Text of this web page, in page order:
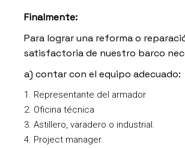
Finalmente:
Para lograr una reforma o
satisfactoria de nuestro barco
a) contar con el equipo adecuado:
Representante del armador
Oficina técnica
Astillero, varadero o industrial.
Project manager.